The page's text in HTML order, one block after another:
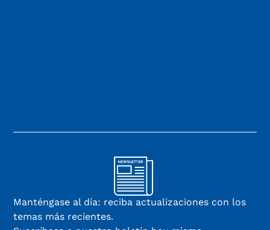
Manténgase al día: reciba actualizaciones con los
temas más recientes.